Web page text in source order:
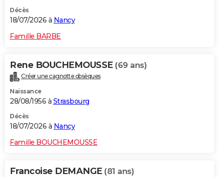
Décès
18/07/2026 à Nancy
Famille BARBE
Rene BOUCHEMOUSSE (69 ans)
Créer une cagnotte obsèques
Naissance
28/08/1956 à Strasbourg
Décès
18/07/2026 à Nancy
Famille BOUCHEMOUSSE
Francoise DEMANGE (81 ans)